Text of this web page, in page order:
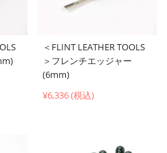
＜FLINT LEATHER TOOLS
＞フレンチエッジャー
(6mm)
¥6,336 (税込)